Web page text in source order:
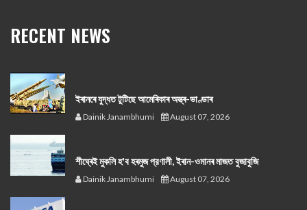
RECENT NEWS
ইৰানৰে যুদ্ধত টুটিছে আমেৰিকাৰ অস্ত্ৰ-ভাণ্ডাৰ
Dainik Janambhumi August 07, 2026
শীঘ্ৰেই মুকলি হ'ব হৰমুজ প্রণালী, ইৰান-ওমানৰ মাজত বুজাবুজি
Dainik Janambhumi August 07, 2026